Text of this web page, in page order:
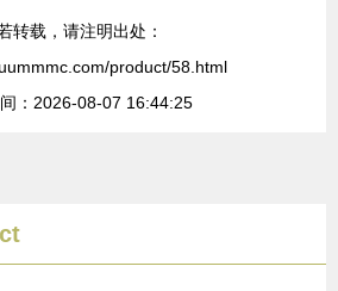
转载，请注明出处：
product/58.html
：2026-08-07 16:44:25